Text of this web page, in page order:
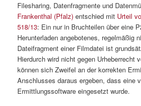
Filesharing, Datenfragmente und
Frankenthal (Pfalz) entschied mit Urteil
518/13: Ein nur in Bruchteilen über eine
Herunterladen angebotenes, regelmäßig
Dateifragment einer Filmdatei ist
Hierdurch wird nicht gegen Urheberrecht
können sich Zweifel an der korrekten
Anschlusses daraus ergeben, dass eine
Ermittlungssoftware eingesetzt wurde.